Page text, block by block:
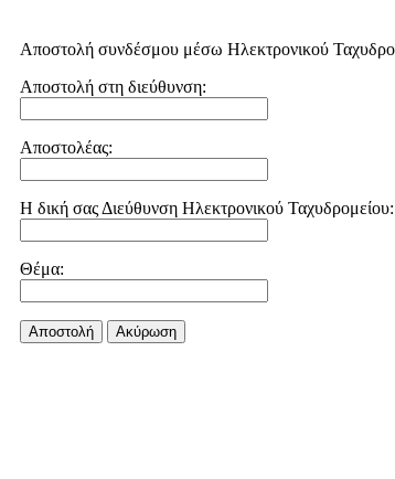
Αποστολή συνδέσμου μέσω Ηλεκτρονικού
Αποστολή στη διεύθυνση:
Αποστολέας:
Η δική σας Διεύθυνση Ηλεκτρονικού Ταχυδρομείου:
Θέμα:
Αποστολή Aκύρωση